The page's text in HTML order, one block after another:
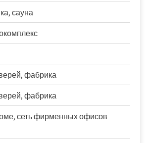
сауна
фабрика
фабрика
сеть фирменных офисов